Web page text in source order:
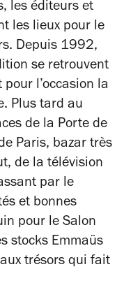
les éditeurs et
les lieux pour le
Depuis 1992,
se retrouvent
l’occasion la
Plus tard au
de la Porte de
Paris, bazar très
de la télévision
par le
et bonnes
pour le Salon
stocks Emmaüs
trésors qui fait